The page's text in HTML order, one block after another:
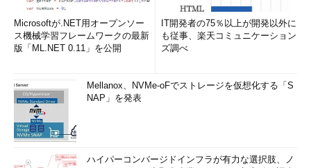
Microsoftが.NET用オープンソー
ス機械学習フレームワークの最新
版「ML.NET 0.11」を公開
IT開発者の75％以上が開発以外に
も従事、楽天コミュニケーション
ズ調べ
Mellanox、NVMe-oFでストレージを仮想化する「S
NAP」を発表
ハイパーコンバージドインフラが有力な選択肢、ノ